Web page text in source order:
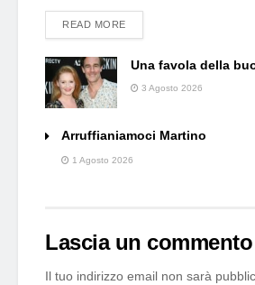
READ MOREDETAILS
Una favola della
3 Agosto 2026
Arruffianiamoci Martino
1 Agosto 2026
Lascia un commento
Il tuo indirizzo email non sarà